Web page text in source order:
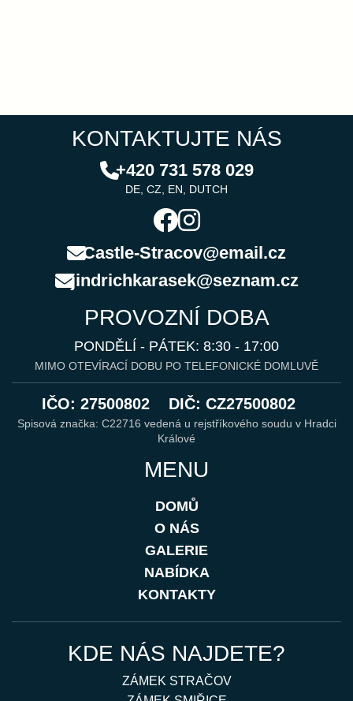
KONTAKTUJTE NÁS
+420 731 578 029
DE, CZ, EN, DUTCH
Castle-Stracov@email.cz
jindrichkarasek@seznam.cz
PROVOZNÍ DOBA
PONDĚLÍ - PÁTEK: 8:30 - 17:00
MIMO OTEVÍRACÍ DOBU PO TELEFONICKÉ DOMLUVĚ
IČO: 27500802 DIČ: CZ27500802
Spisová značka: C22716 vedená u rejstříkového soudu v Hradci
Králové
MENU
DOMŮ
O NÁS
GALERIE
NABÍDKA
KONTAKTY
KDE NÁS NAJDETE?
ZÁMEK STRAČOV